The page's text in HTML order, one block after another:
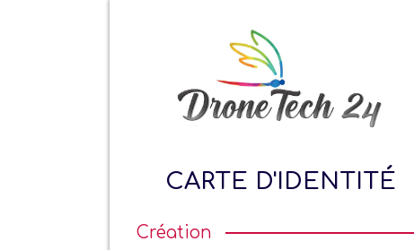
CARTE D'IDENTITÉ
Création